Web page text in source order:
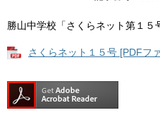
勝山中学校「さくらネット第１５
さくらネット１５号 [PDFフ